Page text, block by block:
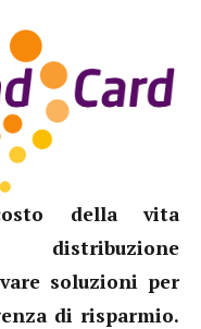
della vita
soluzioni per
di risparmio.